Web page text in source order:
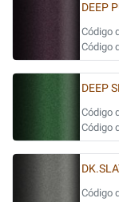
DEEP
Código
Código
DEEP
Código
Código
Código